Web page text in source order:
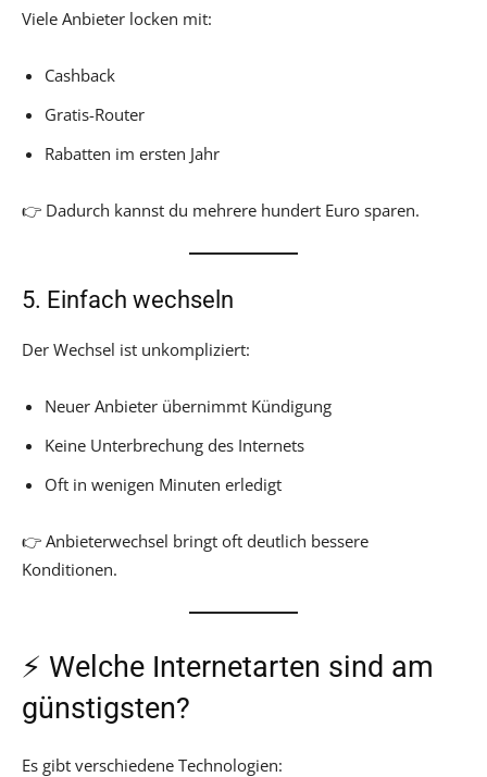
Viele Anbieter locken mit:
Cashback
Gratis-Router
Rabatten im ersten Jahr
👉 Dadurch kannst du mehrere hundert Euro sparen.
5. Einfach wechseln
Der Wechsel ist unkompliziert:
Neuer Anbieter übernimmt Kündigung
Keine Unterbrechung des Internets
Oft in wenigen Minuten erledigt
👉 Anbieterwechsel bringt oft deutlich bessere
Konditionen.
⚡ Welche Internetarten sind am
günstigsten?
Es gibt verschiedene Technologien: